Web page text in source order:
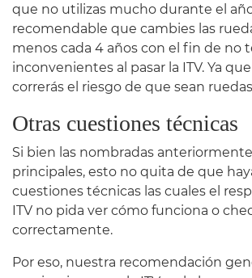
que no utilizas mucho durante el
recomendable que cambies las
menos cada 4 años con el fin de no
inconvenientes al pasar la ITV. Ya
correrás el riesgo de que sean
Otras cuestiones técnicas
Si bien las nombradas
principales, esto no quita de que
cuestiones técnicas las cuales el
ITV no pida ver cómo funciona o
correctamente.
Por eso, nuestra recomendación